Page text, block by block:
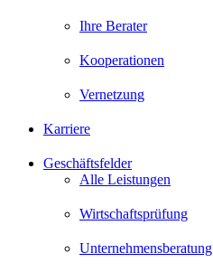
Ihre Berater
Kooperationen
Vernetzung
Karriere
Geschäftsfelder
Alle Leistungen
Wirtschaftsprüfung
Unternehmensberatung